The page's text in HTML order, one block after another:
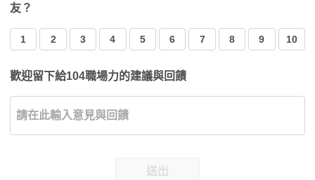
友？
1 2 3 4 5 6 7 8 9 10
歡迎留下給104職場力的建議與回饋
送出